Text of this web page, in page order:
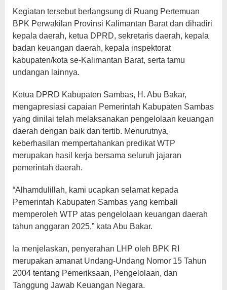
Kegiatan tersebut berlangsung di Ruang Pertemuan
BPK Perwakilan Provinsi Kalimantan Barat dan dihadiri
kepala daerah, ketua DPRD, sekretaris daerah, kepala
badan keuangan daerah, kepala inspektorat
kabupaten/kota se-Kalimantan Barat, serta tamu
undangan lainnya.
Ketua DPRD Kabupaten Sambas, H. Abu Bakar,
mengapresiasi capaian Pemerintah Kabupaten Sambas
yang dinilai telah melaksanakan pengelolaan keuangan
daerah dengan baik dan tertib. Menurutnya,
keberhasilan mempertahankan predikat WTP
merupakan hasil kerja bersama seluruh jajaran
pemerintah daerah.
“Alhamdulillah, kami ucapkan selamat kepada
Pemerintah Kabupaten Sambas yang kembali
memperoleh WTP atas pengelolaan keuangan daerah
tahun anggaran 2025,” kata Abu Bakar.
Ia menjelaskan, penyerahan LHP oleh BPK RI
merupakan amanat Undang-Undang Nomor 15 Tahun
2004 tentang Pemeriksaan, Pengelolaan, dan
Tanggung Jawab Keuangan Negara.